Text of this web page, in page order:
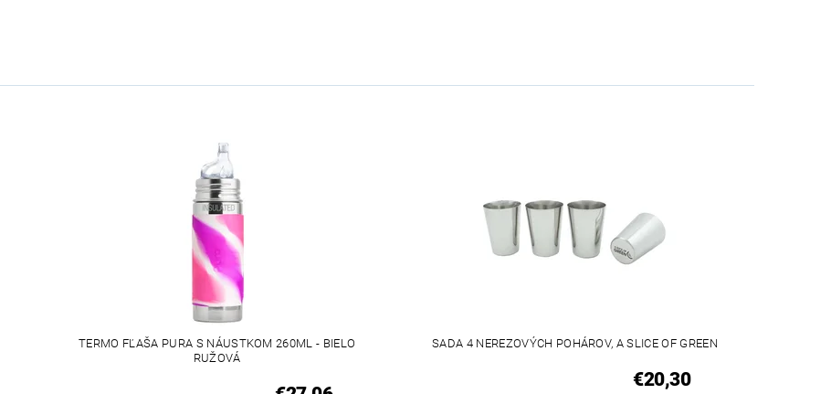
TERMO FĽAŠA PURA S NÁUSTKOM 260ML - BIELO
RUŽOVÁ
SADA 4 NEREZOVÝCH POHÁROV, A SLICE OF GREEN
€20,30